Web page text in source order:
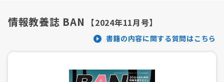
情報教養誌 BAN 【2024年11月号】
書籍の内容に関する質問はこちら